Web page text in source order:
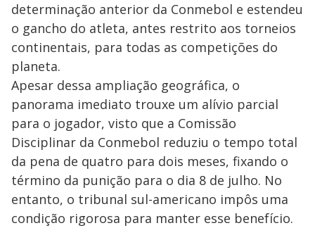
determinação anterior da Conmebol e estendeu
o gancho do atleta, antes restrito aos torneios
continentais, para todas as competições do
planeta.
Apesar dessa ampliação geográfica, o
panorama imediato trouxe um alívio parcial
para o jogador, visto que a Comissão
Disciplinar da Conmebol reduziu o tempo total
da pena de quatro para dois meses, fixando o
término da punição para o dia 8 de julho. No
entanto, o tribunal sul-americano impôs uma
condição rigorosa para manter esse benefício.